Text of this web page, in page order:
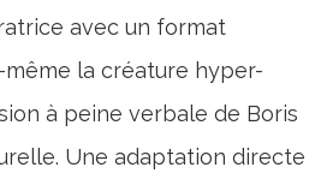
avec un format
la créature hyper-
à peine verbale de Boris
Une adaptation directe